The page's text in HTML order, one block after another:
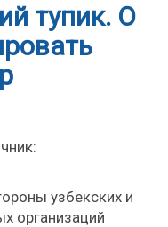
тупик. О
узбекских и
организаций